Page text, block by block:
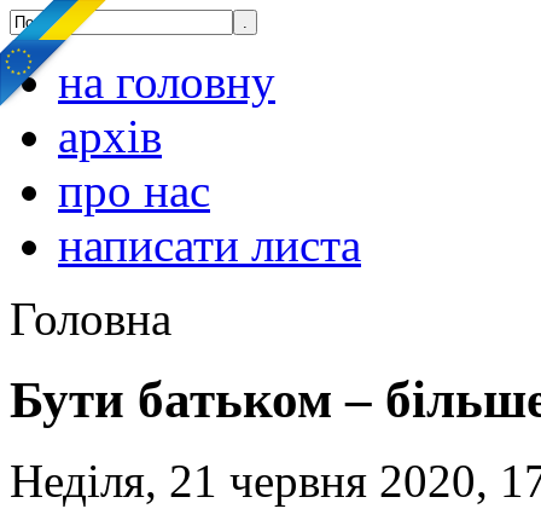
на головну
архів
про нас
написати листа
Головна
Бути батьком –
Неділя, 21 червня 2020,